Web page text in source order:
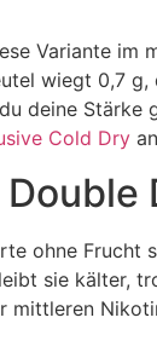
Variante im
wiegt 0,7
deine
Cold Dry
ohne
sie kälter,
mittleren